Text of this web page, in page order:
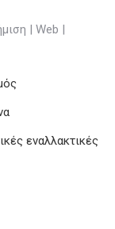
| Web |
εναλλακτικές